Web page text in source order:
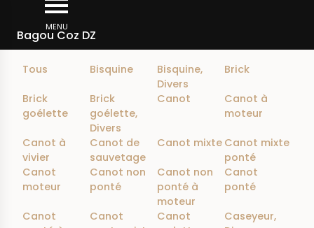
contenu
MENU
Bagou Coz DZ
Filtrer
Tous Bisquine
Bisquine,
Divers
Brick
Brick
goélette
Brick
goélette,
Divers
Canot
Canot à
moteur
Canot à
vivier
Canot de
sauvetage
Canot mixte Canot mixte
ponté
Canot
moteur
Canot non
ponté
Canot non
ponté à
moteur
Canot
ponté
Canot
Canot
Canot
Caseyeur,